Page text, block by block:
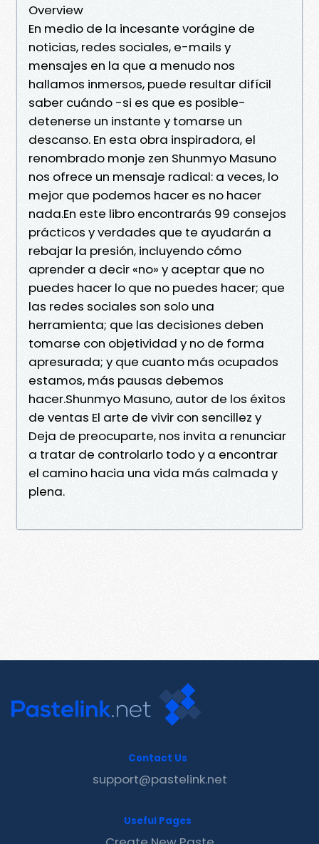
Overview
En medio de la incesante vorágine de
noticias, redes sociales, e-mails y
mensajes en la que a menudo nos
hallamos inmersos, puede resultar difícil
saber cuándo -si es que es posible-
detenerse un instante y tomarse un
descanso. En esta obra inspiradora, el
renombrado monje zen Shunmyo Masuno
nos ofrece un mensaje radical: a veces, lo
mejor que podemos hacer es no hacer
nada.En este libro encontrarás 99 consejos
prácticos y verdades que te ayudarán a
rebajar la presión, incluyendo cómo
aprender a decir «no» y aceptar que no
puedes hacer lo que no puedes hacer; que
las redes sociales son solo una
herramienta; que las decisiones deben
tomarse con objetividad y no de forma
apresurada; y que cuanto más ocupados
estamos, más pausas debemos
hacer.Shunmyo Masuno, autor de los éxitos
de ventas El arte de vivir con sencillez y
Deja de preocuparte, nos invita a renunciar
a tratar de controlarlo todo y a encontrar
el camino hacia una vida más calmada y
plena.
Contact Us
support@pastelink.net
Useful Pages